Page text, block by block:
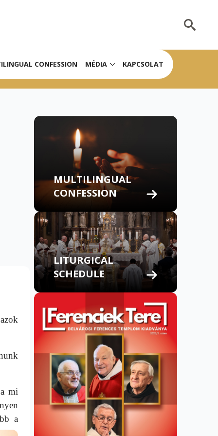
CONFESSION MÉDIA KAPCSOLAT
mi
a
MULTILINGUAL
CONFESSION
LITURGICAL
SCHEDULE